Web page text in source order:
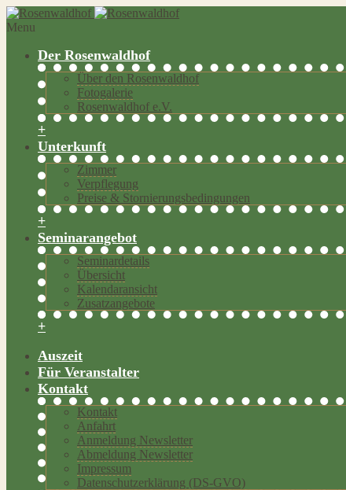
Menu
Der Rosenwaldhof
Über den Rosenwaldhof
Fotogalerie
Rosenwaldhof e.V.
+
Unterkunft
Zimmer
Verpflegung
Preise & Stornierungsbedingungen
+
Seminarangebot
Seminardetails
Übersicht
Kalendaransicht
Zusatzangebote
+
Auszeit
Für Veranstalter
Kontakt
Kontakt
Anfahrt
Anmeldung Newsletter
Abmeldung Newsletter
Impressum
Datenschutzerklärung (DS-GVO)